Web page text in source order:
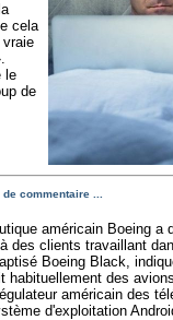
cela
le
de
de commentaire ...
américain Boeing a
des clients travaillant
Boeing Black,
habituellement des
américain des
d'exploitation